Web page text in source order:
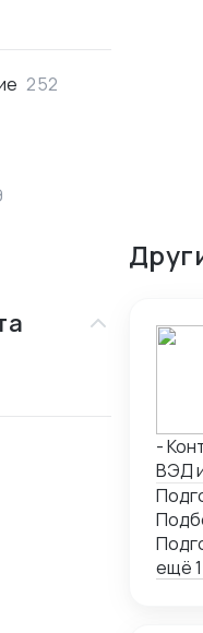
252
9
-
ВЭД и
ещё 1